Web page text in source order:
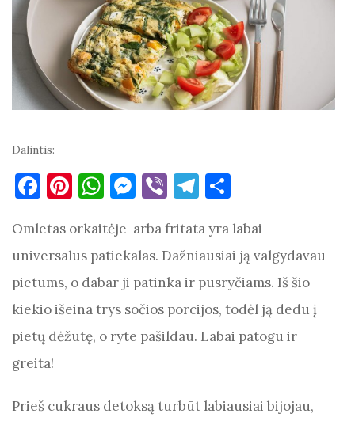
Dalintis:
F
c
e
b
o
o
k
Pi
er
es
t
W
at
s
A
p
p
M
se
n
g
er
Vi
er
T
e
gr
a
m
ar
e
Omletas orkaitėje arba fritata yra labai
universalus patiekalas. Dažniausiai ją valgydavau
pietums, o dabar ji patinka ir pusryčiams. Iš šio
kiekio išeina trys sočios porcijos, todėl ją dedu į
pietų dėžutę, o ryte pašildau. Labai patogu ir
greita!
Prieš cukraus detoksą turbūt labiausiai bijojau,